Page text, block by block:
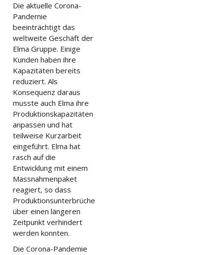
Die aktuelle Corona-
Pandemie
beeinträchtigt das
weltweite Geschäft der
Elma Gruppe. Einige
Kunden haben ihre
Kapazitäten bereits
reduziert. Als
Konsequenz daraus
musste auch Elma ihre
Produktionskapazitäten
anpassen und hat
teilweise Kurzarbeit
eingeführt. Elma hat
rasch auf die
Entwicklung mit einem
Massnahmenpaket
reagiert, so dass
Produktionsunterbrüche
über einen längeren
Zeitpunkt verhindert
werden konnten.
Die Corona-Pandemie